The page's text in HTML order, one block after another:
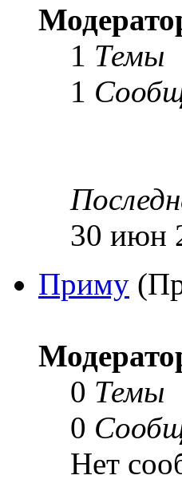
1 Темы
1
30 июн
Приму
0 Темы
0
Нет